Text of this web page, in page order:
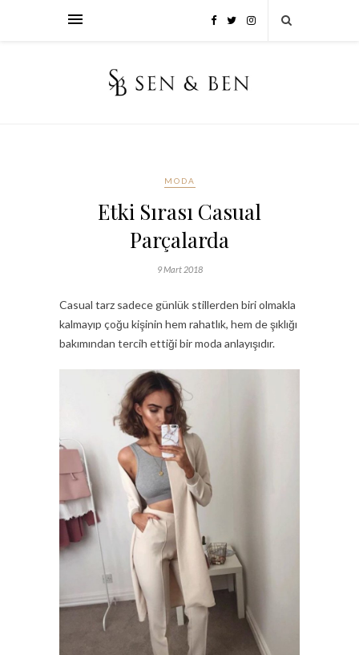
MODA
Etki Sırası Casual
Parçalarda
9 Mart 2018
Casual tarz sadece günlük stillerden biri olmakla
kalmayıp çoğu kişinin hem rahatlık, hem de şıklığı
bakımından tercih ettiği bir moda anlayışıdır.